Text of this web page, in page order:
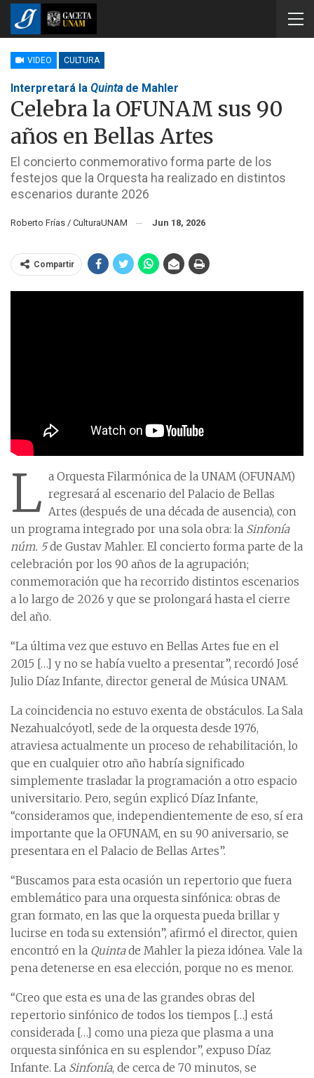
VIDEO CULTURA
Interpretará la Quintade Mahler
Celebra la OFUNAM sus 90
años en Bellas Artes
El concierto conmemorativo forma parte de los
festejos que la Orquesta ha realizado en distintos
escenarios durante 2026
Roberto Frías / CulturaUNAM Jun 18, 2026
Compartir
L a Orquesta Filarmónica de la UNAM (OFUNAM)
regresará al escenario del Palacio de Bellas
Artes (después de una década de ausencia), con
un programa integrado por una sola obra: la Sinfonía
núm. 5de Gustav Mahler. El concierto forma parte de la
celebración por los 90 años de la agrupación;
conmemoración que ha recorrido distintos escenarios
a lo largo de 2026 y que se prolongará hasta el cierre
del año.
“La última vez que estuvo en Bellas Artes fue en el
2015 […] y no se había vuelto a presentar”, recordó José
Julio Díaz Infante, director general de Música UNAM.
La coincidencia no estuvo exenta de obstáculos. La Sala
Nezahualcóyotl, sede de la orquesta desde 1976,
atraviesa actualmente un proceso de rehabilitación, lo
que en cualquier otro año habría significado
simplemente trasladar la programación a otro espacio
universitario. Pero, según explicó Díaz Infante,
“consideramos que, independientemente de eso, sí era
importante que la OFUNAM, en su 90 aniversario, se
presentara en el Palacio de Bellas Artes”.
“Buscamos para esta ocasión un repertorio que fuera
emblemático para una orquesta sinfónica: obras de
gran formato, en las que la orquesta pueda brillar y
lucirse en toda su extensión”, afirmó el director, quien
encontró en la Quintade Mahler la pieza idónea. Vale la
pena detenerse en esa elección, porque no es menor.
“Creo que esta es una de las grandes obras del
repertorio sinfónico de todos los tiempos […] está
considerada […] como una pieza que plasma a una
orquesta sinfónica en su esplendor”, expuso Díaz
Infante. La Sinfonía, de cerca de 70 minutos, se